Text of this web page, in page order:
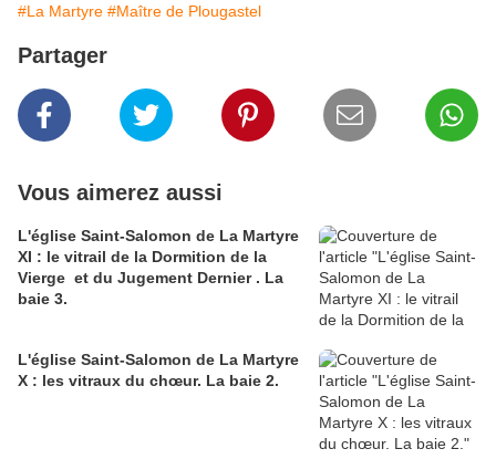
#La Martyre #Maître de Plougastel
Partager
Vous aimerez aussi
L'église Saint-Salomon de La Martyre
XI : le vitrail de la Dormition de la
Vierge et du Jugement Dernier . La
baie 3.
L'église Saint-Salomon de La Martyre
X : les vitraux du chœur. La baie 2.